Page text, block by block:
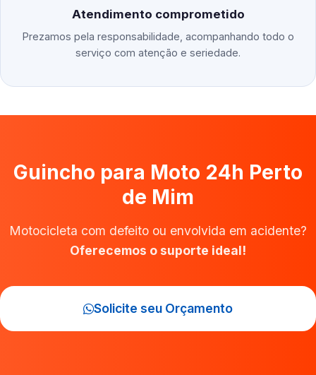
Atendimento comprometido
Prezamos pela responsabilidade, acompanhando todo o
serviço com atenção e seriedade.
Guincho para Moto 24h Perto
de Mim
Motocicleta com defeito ou envolvida em acidente?
Oferecemos o suporte ideal!
Solicite seu Orçamento